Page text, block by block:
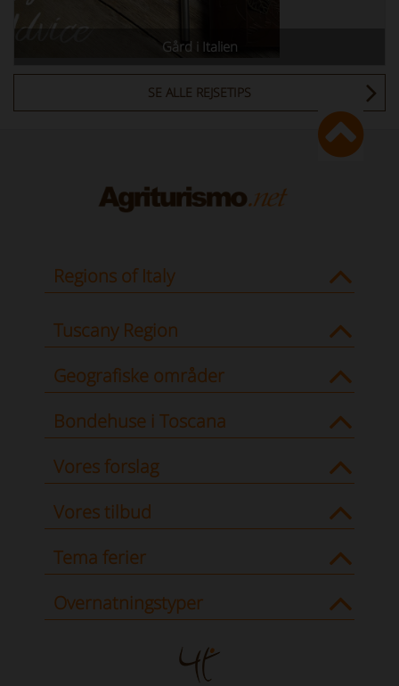
Gård i Italien
SE ALLE REJSETIPS
Regions of Italy
Tuscany Region
Geografiske områder
Bondehuse i Toscana
Vores forslag
Vores tilbud
Tema ferier
Overnatningstyper